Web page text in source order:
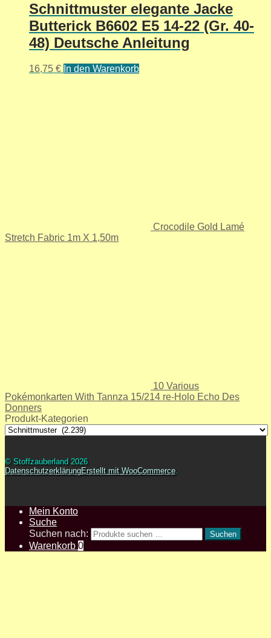
Schnittmuster elegante Jacke
Butterick B6602 E5 14-22 (Gr. 40-
48) Deutsche Anleitung
16,75 € In den Warenkorb
Crocodile Gold Lamé
Stretch Fabric 1m X 1,50m
10 Various
Pokémonkarten With Tannza 15/214 re-Holo Echo Des
Donners
Produkt-Kategorien
© Stoffzauberland 2026
DatenschutzerklärungErstellt mit WooCommerce.
Mein Konto
Suche
Suchen nach:
Suchen
Warenkorb 0